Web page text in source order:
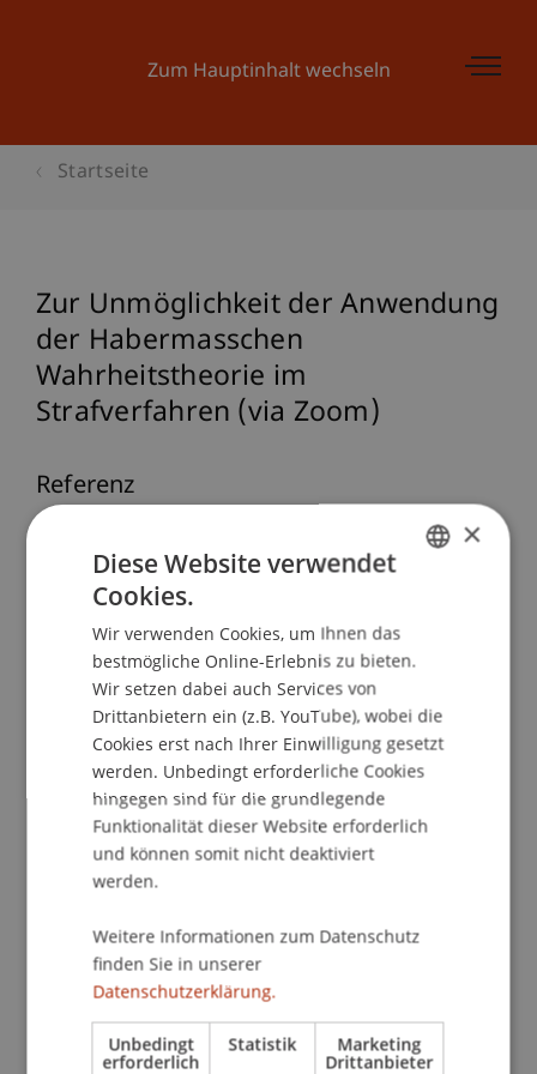
Zum Hauptinhalt wechseln
Startseite
Zur Unmöglichkeit der Anwendung
der Habermasschen
Wahrheitstheorie im
Strafverfahren (via Zoom)
Referenz
Unmöglichkeit der Anwendung der
Habermasschen Wahrheitstheorie im
Strafverfahren (via Zoom). Vortrag im Rahmen
des „Dienstagsseminars des Instituts für
Kriminalwissenschaften und Rechtsphilosophie“,
Frankfurt am Main.
Publikationsart
Wissenschaftlicher Vortrag
Mitarbeitende
×
Diese Website verwendet
Cookies.
Wir verwenden Cookies, um Ihnen das
bestmögliche Online-Erlebnis zu bieten.
Wir setzen dabei auch Services von
Drittanbietern ein (z.B. YouTube), wobei die
Cookies erst nach Ihrer Einwilligung gesetzt
werden. Unbedingt erforderliche Cookies
hingegen sind für die grundlegende
Funktionalität dieser Website erforderlich
und können somit nicht deaktiviert
werden.
Weitere Informationen zum Datenschutz
finden Sie in unserer
Datenschutzerklärung.
Unbedingt
erforderlich
Statistik Marketing
Drittanbieter